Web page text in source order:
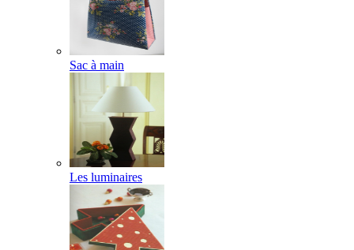
Sac à main
Les luminaires